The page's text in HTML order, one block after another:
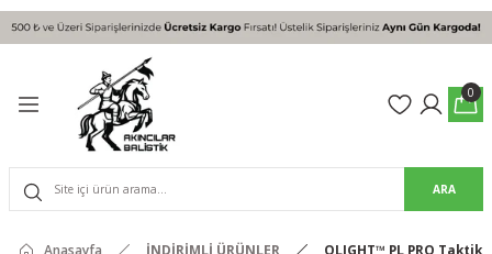
Geri Dön
Pro Pantolon
Pantolon
Geri Dön
& Kalkanlar
ARA
0
Anasayfa İNDİRİMLİ ÜRÜNLER OLIGHT™ PL PRO Taktik